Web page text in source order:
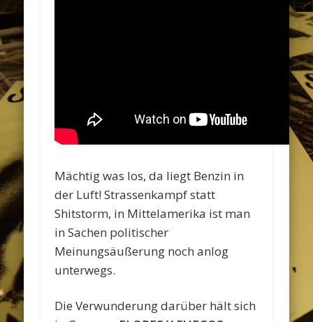
Mächtig was los, da liegt Benzin in
der Luft! Strassenkampf statt
Shitstorm, in Mittelamerika ist man
in Sachen politischer
Meinungsäußerung noch anlog
unterwegs.
Die Verwunderung darüber hält sich